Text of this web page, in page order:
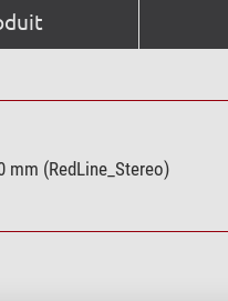
mm (RedLine_Stereo)